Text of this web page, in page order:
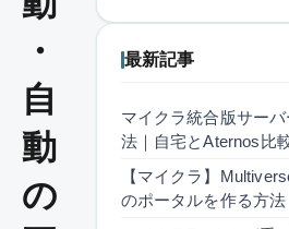
・
自
動
の
最新記事
マイクラ統合版サー
法｜自宅とAternos比
【マイクラ】
のポータルを作る方法